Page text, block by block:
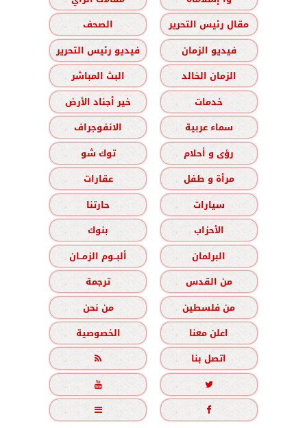
مقال رئيس التحرير
الصحف
فيديو الزمان
فيديو رئيس التحرير
الزمان الخالد
البث المباشر
خدمات
خير أجناد الأرض
سماء عربية
الانفوجراف
رؤى و أحلام
توك شو
مرأة و طفل
عقارات
سيارات
حارتنا
الأحزاب
بنوك
البرلمان
ألبــوم الزمــان
من القدس
ترجمة
من فلسطين
من نحن
اعلن معنا
الخصوصية
اتصل بنا




